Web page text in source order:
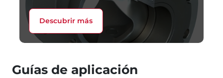
Descubrir más
Guías de aplicación